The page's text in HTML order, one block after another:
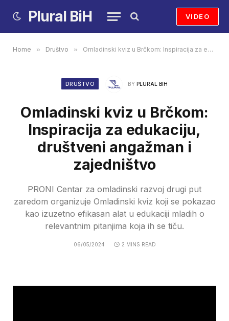
Plural BiH VIDEO
Home » Društvo » Omladinski kviz u Brčkom: Inspiracija za edukaciju, društveni angažman i zajedništvo
DRUŠTVO BY PLURAL BIH
Omladinski kviz u Brčkom:
Inspiracija za edukaciju,
društveni angažman i
zajedništvo
PRONI Centar za omladinski razvoj drugi put
zaredom organizuje Omladinski kviz koji se pokazao
kao izuzetno efikasan alat u edukaciji mladih o
relevantnim pitanjima koja ih se tiču.
06/05/2024 2 MINS READ